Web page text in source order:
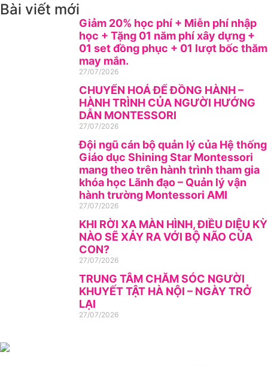
Bài viết mới
Giảm 20% học phí + Miễn phí nhập
học + Tặng 01 năm phí xây dựng +
01 set đồng phục + 01 lượt bốc thăm
may mắn.
27/07/2026
CHUYỂN HOÁ ĐỂ ĐỒNG HÀNH –
HÀNH TRÌNH CỦA NGƯỜI HƯỚNG
DẪN MONTESSORI
27/07/2026
Đội ngũ cán bộ quản lý của Hệ thống
Giáo dục Shining Star Montessori
mang theo trên hành trình tham gia
khóa học Lãnh đạo – Quản lý vận
hành trường Montessori AMI
27/07/2026
KHI RỜI XA MÀN HÌNH, ĐIỀU DIỆU KỲ
NÀO SẼ XẢY RA VỚI BỘ NÃO CỦA
CON?
27/07/2026
TRUNG TÂM CHĂM SÓC NGƯỜI
KHUYẾT TẬT HÀ NỘI – NGÀY TRỞ
LẠI
27/07/2026